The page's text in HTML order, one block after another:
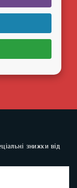
знижки від